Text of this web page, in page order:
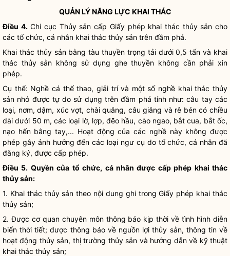
QUẢN LÝ NĂNG LỰC KHAI THÁC
Điều 4.Chi cục Thủy sản cấp Giấy phép khai thác thủy sản cho
các tổ chức, cá nhân khai thác thủy sản trên đầm phá.
Khai thác thủy sản bằng tàu thuyền trọng tải dưới 0,5 tấn và khai
thác thủy sản không sử dụng ghe thuyền không cần phải xin
phép.
Cụ thể: Nghề cá thể thao, giải trí và một số nghề khai thác thủy
sản nhỏ được tự do sử dụng trên đầm phá tỉnh như: câu tay các
loại, nơm, dậm, xúc vợt, chài quăng, câu giăng và rê bén có chiều
dài dưới 50 m, các loại lờ, lợp, đẽo hầu, cào ngao, bắt cua, bắt ốc,
nạo hến bằng tay,... Hoạt động của các nghề này không được
phép gây ảnh hưởng đến các loại ngư cụ do tổ chức, cá nhân đã
đăng ký, được cấp phép.
Điều 5. Quyền của tổ chức, cá nhân được cấp phép khai thác
thủy sản:
1. Khai thác thủy sản theo nội dung ghi trong Giấy phép khai thác
thủy sản;
2. Được cơ quan chuyên môn thông báo kịp thời về tình hình diễn
biến thời tiết; được thông báo về nguồn lợi thủy sản, thông tin về
hoạt động thủy sản, thị trường thủy sản và hướng dẫn về kỹ thuật
khai thác thủy sản;